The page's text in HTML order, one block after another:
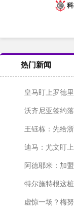
热门新闻
皇马盯上罗德
沃齐尼亚签约落
王钰栋：先给
迪马：尤文盯
阿德耶米：加盟巴萨
特尔施特根这
虚惊一场？梅努背伤